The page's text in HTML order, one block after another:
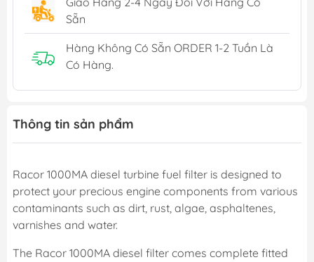
Sẵn
Hàng Không Có Sẵn ORDER 1-2 Tuần Là
Có Hàng.
Thông tin sản phẩm
Racor 1000MA diesel turbine fuel filter is designed to
protect your precious engine components from various
contaminants such as dirt, rust, algae, asphaltenes,
varnishes and water.
The Racor 1000MA diesel filter comes complete fitted